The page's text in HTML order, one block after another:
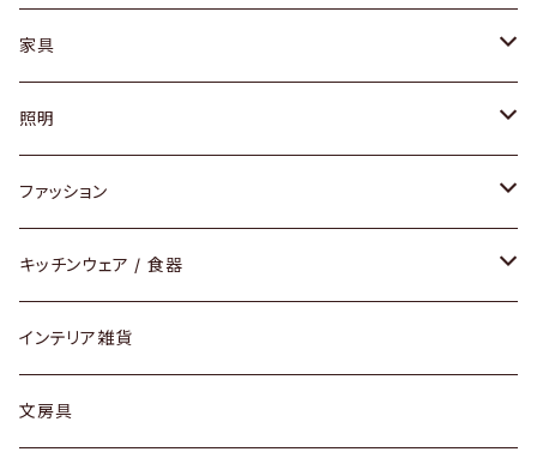
家具
ソファ / ベンチ
チェア / スツール
ダイニングセット / ダイニングテーブル
ローテーブル / サイドテーブル
デスク / コンソール
照明
ペンダントライト
テーブルランプ / デスクスタンド
フロアライト
ファッション
アクセサリー
リング
ピアス / イヤリング
財布
バッグ
キッチンウェア / 食器
グラス / タンブラー
カップ / マグ
インテリア雑貨
文房具